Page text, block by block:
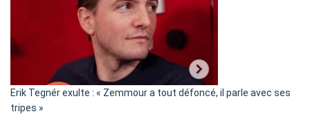
secrète
«
C’est
Erik Tegnér exulte : « Zemmour a tout défoncé, il parle avec ses
tripes »